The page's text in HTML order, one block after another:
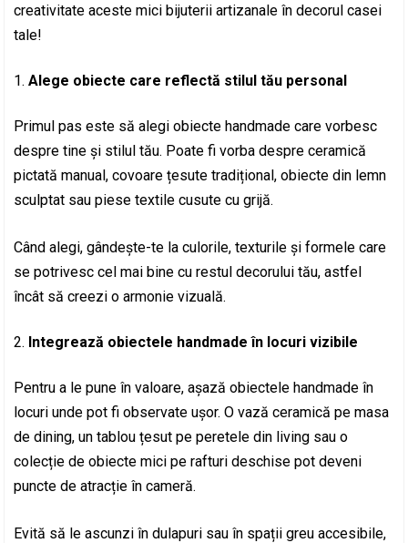
creativitate aceste mici bijuterii artizanale în decorul casei
tale!
Alege obiecte care reflectă stilul tău personal
Primul pas este să alegi obiecte handmade care vorbesc
despre tine și stilul tău. Poate fi vorba despre ceramică
pictată manual, covoare țesute tradițional, obiecte din lemn
sculptat sau piese textile cusute cu grijă.
Când alegi, gândește-te la culorile, texturile și formele care
se potrivesc cel mai bine cu restul decorului tău, astfel
încât să creezi o armonie vizuală.
Integrează obiectele handmade în locuri vizibile
Pentru a le pune în valoare, așază obiectele handmade în
locuri unde pot fi observate ușor. O vază ceramică pe masa
de dining, un tablou țesut pe peretele din living sau o
colecție de obiecte mici pe rafturi deschise pot deveni
puncte de atracție în cameră.
Evită să le ascunzi în dulapuri sau în spații greu accesibile,